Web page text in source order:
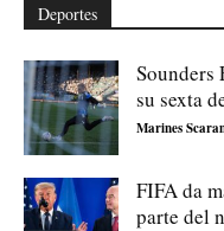
Deportes
Sounders
su sexta
Marines
FIFA da
parte del